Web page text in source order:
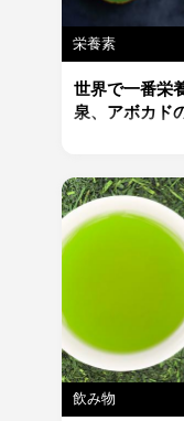
栄養素
世界で一番栄
泉、アボカド
飲み物